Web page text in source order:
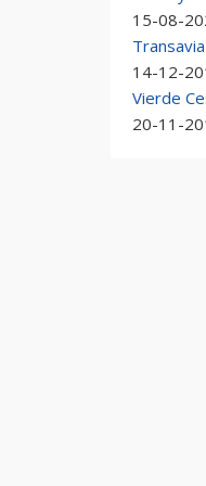
15-08-
14-12-
Vierde
20-11-